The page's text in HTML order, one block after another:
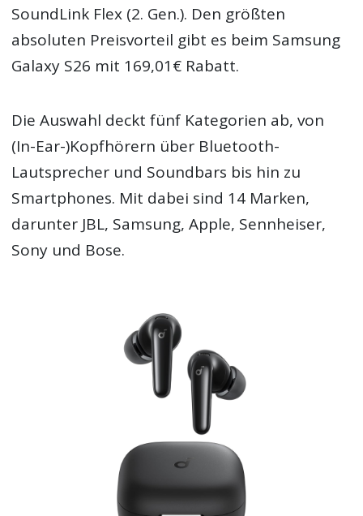
SoundLink Flex (2. Gen.). Den größten
absoluten Preisvorteil gibt es beim Samsung
Galaxy S26 mit 169,01€ Rabatt.
Die Auswahl deckt fünf Kategorien ab, von
(In-Ear-)Kopfhörern über Bluetooth-
Lautsprecher und Soundbars bis hin zu
Smartphones. Mit dabei sind 14 Marken,
darunter JBL, Samsung, Apple, Sennheiser,
Sony und Bose.